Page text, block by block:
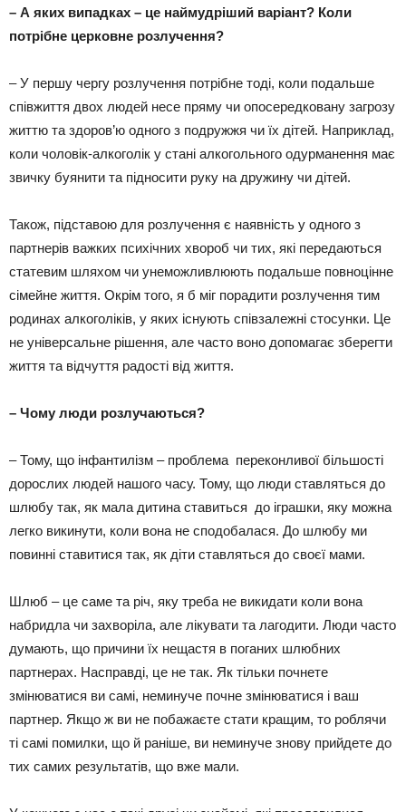
– А яких випадках – це наймудріший варіант? Коли
потрібне церковне розлучення?
– У першу чергу розлучення потрібне тоді, коли подальше
співжиття двох людей несе пряму чи опосередковану загрозу
життю та здоров’ю одного з подружжя чи їх дітей. Наприклад,
коли чоловік-алкоголік у стані алкогольного одурманення має
звичку буянити та підносити руку на дружину чи дітей.
Також, підставою для розлучення є наявність у одного з
партнерів важких психічних хвороб чи тих, які передаються
статевим шляхом чи унеможливлюють подальше повноцінне
сімейне життя. Окрім того, я б міг порадити розлучення тим
родинах алкоголіків, у яких існують співзалежні стосунки. Це
не універсальне рішення, але часто воно допомагає зберегти
життя та відчуття радості від життя.
– Чому люди розлучаються?
– Тому, що інфантилізм – проблема переконливої більшості
дорослих людей нашого часу. Тому, що люди ставляться до
шлюбу так, як мала дитина ставиться до іграшки, яку можна
легко викинути, коли вона не сподобалася. До шлюбу ми
повинні ставитися так, як діти ставляться до своєї мами.
Шлюб – це саме та річ, яку треба не викидати коли вона
набридла чи захворіла, але лікувати та лагодити. Люди часто
думають, що причини їх нещастя в поганих шлюбних
партнерах. Насправді, це не так. Як тільки почнете
змінюватися ви самі, неминуче почне змінюватися і ваш
партнер. Якщо ж ви не побажаєте стати кращим, то роблячи
ті самі помилки, що й раніше, ви неминуче знову прийдете до
тих самих результатів, що вже мали.